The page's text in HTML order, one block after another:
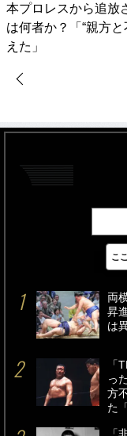
本プロレスから追放
は何者か？「“親方
えた」
最
両
昇
は
「
っ
方
た
こ